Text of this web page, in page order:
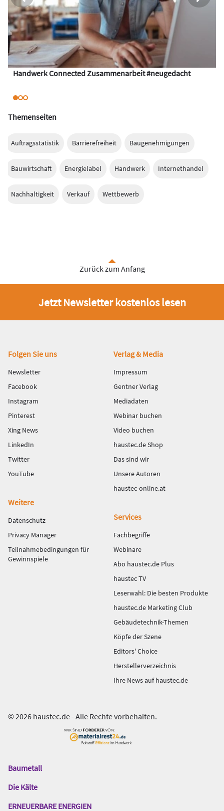
Handwerk Connected Zusammenarbeit #neugedacht
Themenseiten
Auftragsstatistik Barrierefreiheit Baugenehmigungen
Bauwirtschaft Energielabel Handwerk Internethandel
Nachhaltigkeit Verkauf Wettbewerb
Zurück zum Anfang
Jetzt Newsletter kostenlos lesen
Fußbereich
Folgen Sie uns
Newsletter
Facebook
Instagram
Pinterest
Xing News
LinkedIn
Twitter
YouTube
Verlag & Media
Impressum
Gentner Verlag
Mediadaten
Webinar buchen
Video buchen
haustec.de Shop
Das sind wir
Unsere Autoren
haustec-online.at
Weitere
Datenschutz
Privacy Manager
Teilnahmebedingungen für
Gewinnspiele
Services
Fachbegriffe
Webinare
Abo haustec.de Plus
haustec TV
Leserwahl: Die besten Produkte
haustec.de Marketing Club
Gebäudetechnik-Themen
Köpfe der Szene
Editors' Choice
Herstellerverzeichnis
Ihre News auf haustec.de
© 2026 haustec.de - Alle Rechte vorbehalten.
Das
Gentner
Baumetall
Die Kälte
ERNEUERBARE ENERGIEN